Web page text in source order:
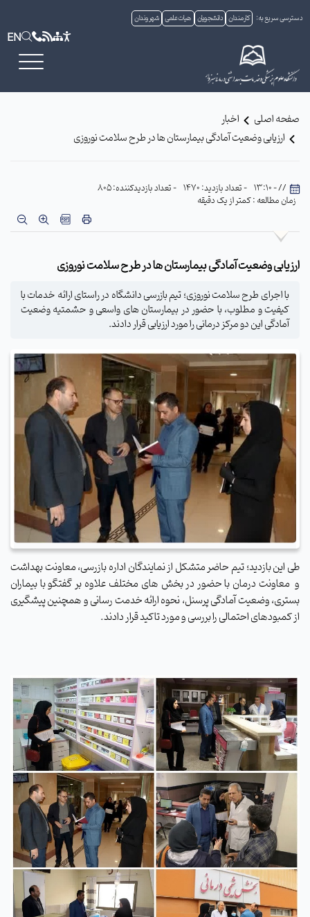
دسترسی سریع به: کارمندان دانشجویان هیات علمی شهروندان
EN
صفحه اصلی
اخبار
ارزیابی وضعیت آمادگی بیمارستان ها در طرح سلامت نوروزی
// - 13:10 - تعداد بازدید: 1470
- تعداد بازدیدکننده: 805
زمان مطالعه : کمتر از یک دقیقه
ارزیابی وضعیت آمادگی بیمارستان ها در طرح سلامت نوروزی
با اجرای طرح سلامت نوروزی؛ تیم بازرسی دانشگاه در راستای ارائه خدمات با
کیفیت و مطلوب، با حضور در بیمارستان های واسعی و حشمتیه وضعیت
آمادگی این دو مرکز درمانی را مورد ارزیابی قرار دادند.
طی این بازدید؛ تیم حاضر متشکل از نمایندگان اداره بازرسی، معاونت بهداشت
و معاونت درمان با حضور در بخش های مختلف علاوه بر گفتگو با بیماران
بستری، وضعیت آمادگی پرسنل، نحوه ارائه خدمت رسانی و همچنین پیشگیری
از کمبودهای احتمالی را بررسی و مورد تاکید قرار دادند.